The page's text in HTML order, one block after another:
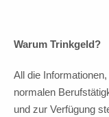
Warum Trinkgeld?
All die
normalen
und zur Verfügung